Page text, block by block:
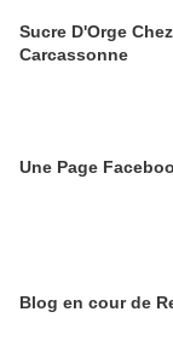
Sucre D'Orge
Carcassonne
Une Page
Blog en cour de